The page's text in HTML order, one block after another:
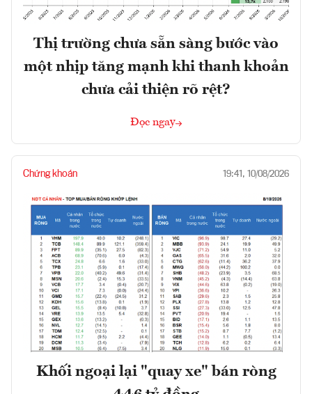
Thị trường chưa sẵn sàng bước vào
một nhịp tăng mạnh khi thanh khoản
chưa cải thiện rõ rệt?
Đọc ngay
Chứng khoán 19:41, 10/08/2026
Khối ngoại lại "quay xe" bán ròng